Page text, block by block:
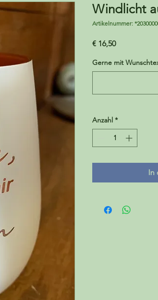
Windlicht
Artikelnummer:
€ 16,50Preis
Gerne mit
Anzahl *
In